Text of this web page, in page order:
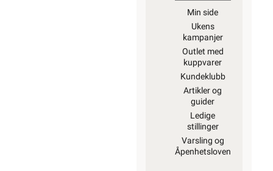
Min side
Ukens
kampanjer
Outlet med
kuppvarer
Kundeklubb
Artikler og
guider
Ledige
stillinger
Varsling og
Åpenhetsloven